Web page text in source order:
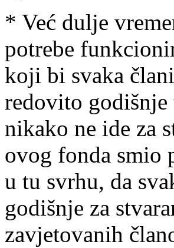
* Već dulje
potrebe
koji bi svaka
redovito godišnje
nikako ne ide za
ovog fonda smio
u tu svrhu, da
godišnje za
zavjetovanih